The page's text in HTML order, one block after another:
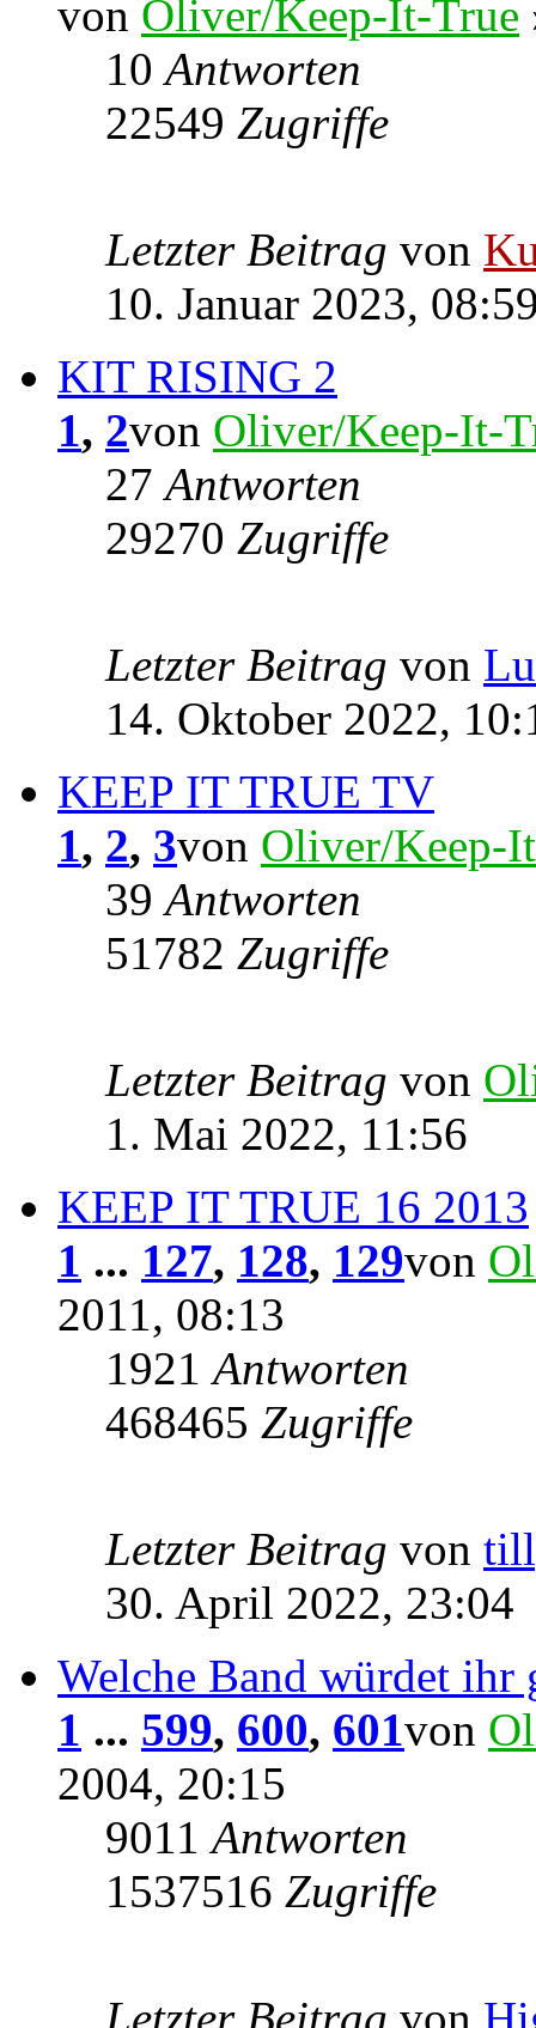
von Oliver/Keep-It-True
10Antworten
22549 Zugriffe
Letzter Beitrag von
10. Januar 2023,
KIT RISING 2
1, 2von Oliver/Keep-It-
27Antworten
29270 Zugriffe
Letzter Beitrag von
14. Oktober 2022,
KEEP IT TRUE TV
1, 2, 3von Oliver/Keep-
39Antworten
51782 Zugriffe
Letzter Beitrag von
1. Mai 2022, 11:56
KEEP IT TRUE 16 2013
1 ... 127, 128, 129von
2011, 08:13
1921Antworten
468465 Zugriffe
Letzter Beitrag von
30. April 2022, 23:04
Welche Band würdet ihr
1 ... 599, 600, 601von
2004, 20:15
9011Antworten
1537516 Zugriffe
Letzter Beitrag von